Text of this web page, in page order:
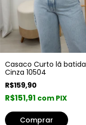
Casaco Curto lã batida
Cinza 10504
R$159,90
R$151,91 com PIX
Comprar